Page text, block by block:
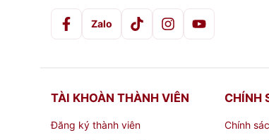
Thông tin chi tiết sản phẩm
Chiều rộng
18 cm
Chiều cao
8 cm
Zalo
TÀI KHOÀN THÀNH VIÊN
Đăng ký thành viên
CHÍNH
Chính